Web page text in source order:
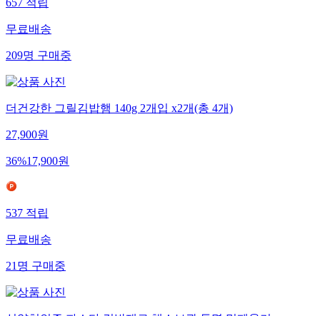
657적립
무료배송
209명구매중
더건강한 그릴김밥햄 140g 2개입 x2개(총 4개)
27,900원
36%17,900원
537적립
무료배송
21명구매중